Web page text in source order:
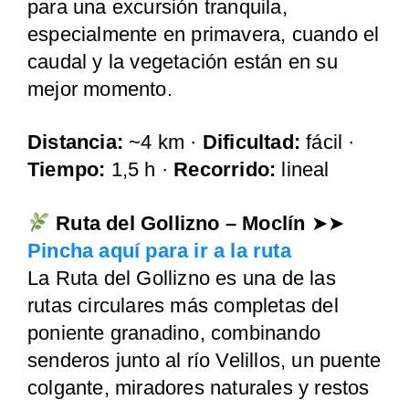
para una excursión tranquila,
especialmente en primavera, cuando el
caudal y la vegetación están en su
mejor momento.
Distancia: ~4 km · Dificultad: fácil ·
Tiempo: 1,5 h · Recorrido: lineal
Ruta del Gollizno – Moclín ➤➤
Pincha aquí para ir a la ruta
La Ruta del Gollizno es una de las
rutas circulares más completas del
poniente granadino, combinando
senderos junto al río Velillos, un puente
colgante, miradores naturales y restos